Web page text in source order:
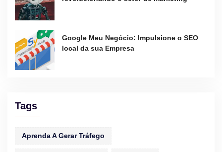
Google Meu Negócio: Impulsione o SEO
local da sua Empresa
Tags
Aprenda A Gerar Tráfego